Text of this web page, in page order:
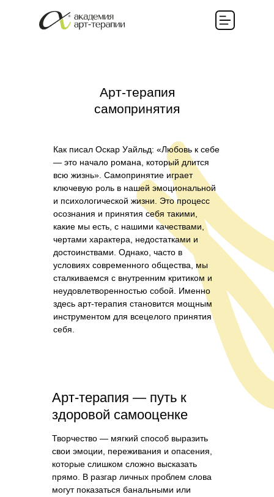
Арт-терапия
самопринятия
Арт-терапия — путь к
здоровой самооценке
Творчество — мягкий способ выразить
свои эмоции, переживания и опасения,
которые слишком сложно высказать
прямо. В разгар личных проблем слова
могут показаться банальными или
Как писал Оскар Уайльд: «Любовь к себе
— это начало романа, который длится
всю жизнь». Самопринятие играет
ключевую роль в нашей эмоциональной
и психологической жизни. Это процесс
осознания и принятия себя такими,
какие мы есть, с нашими качествами,
чертами характера, недостатками и
достоинствами. Однако, часто в
условиях современного общества, мы
сталкиваемся с внутренним критиком и
неудовлетворенностью собой. Именно
здесь арт-терапия становится мощным
инструментом для всецелого принятия
себя.